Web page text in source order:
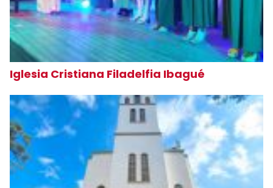
Iglesia Cristiana Filadelfia Ibagué